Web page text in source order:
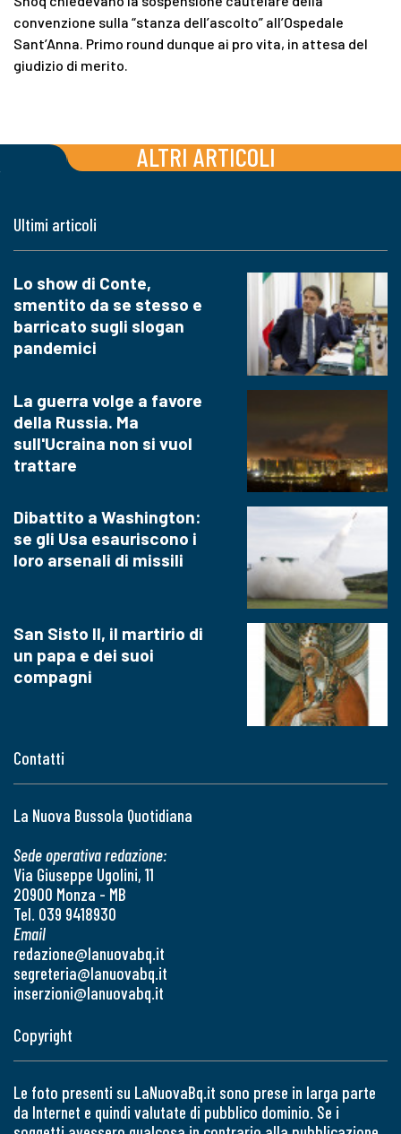
convenzione sulla “stanza dell’ascolto” all’Ospedale
Sant’Anna. Primo round dunque ai pro vita, in attesa del
giudizio di merito.
ALTRI ARTICOLI
Contatti
La Nuova Bussola Quotidiana
Sede operativa redazione:
Via Giuseppe Ugolini, 11
20900 Monza - MB
Tel. 039 9418930
Email
redazione@lanuovabq.it
segreteria@lanuovabq.it
inserzioni@lanuovabq.it
Ultimi articoli
Lo show di Conte,
smentito da se stesso e
barricato sugli slogan
pandemici
La guerra volge a favore
della Russia. Ma
sull'Ucraina non si vuol
trattare
Dibattito a Washington:
se gli Usa esauriscono i
loro arsenali di missili
San Sisto II, il martirio di
un papa e dei suoi
compagni
Copyright
Le foto presenti su LaNuovaBq.it sono prese in larga parte
da Internet e quindi valutate di pubblico dominio. Se i